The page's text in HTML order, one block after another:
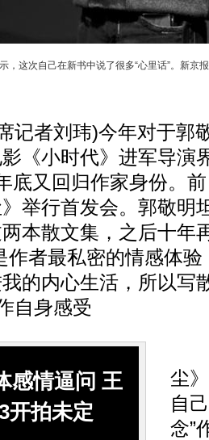
，这次自己在新书中说了很多“心里话”。新京
者刘玮)今年对于郭
《小时代》进军导演
底又回归作家身份。
举行首发会。郭敬明
本散文集，之后十年
作者最私密的情感体
的内心生活，所以写
自身感受
感情逼问 王
开拍未定
尘
自
念”